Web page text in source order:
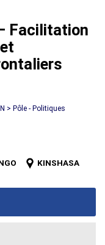
Facilitation
> Pôle - Politiques
KINSHASA